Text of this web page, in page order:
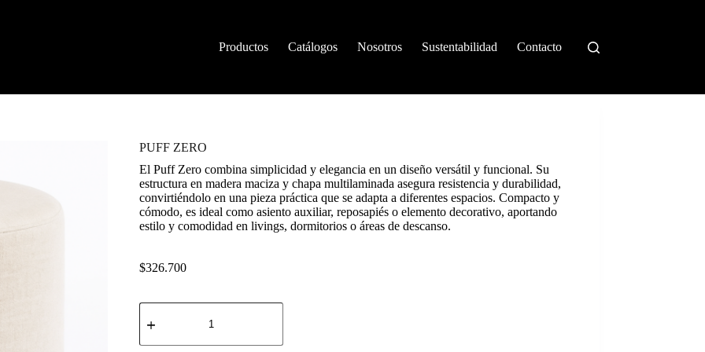
Productos
Catálogos Nosotros Sustentabilidad Contacto
PUFF ZERO
El Puff Zero combina simplicidad y elegancia en un diseño versátil y funcional. Su
estructura en madera maciza y chapa multilaminada asegura resistencia y durabilidad,
convirtiéndolo en una pieza práctica que se adapta a diferentes espacios. Compacto y
cómodo, es ideal como asiento auxiliar, reposapiés o elemento decorativo, aportando
estilo y comodidad en livings, dormitorios o áreas de descanso.
$326.700
PUFF
ZERO